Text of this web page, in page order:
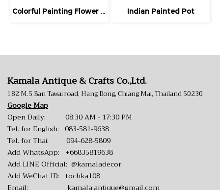
Colorful Painting Flower Vase for Home Decor Indian Painted Pot
Kamala Antique & Crafts Co.,Ltd.
182 M.5 Ban Tawai road, Hang Dong, Chiang Mai, Thailand 50230
Google Map
Open Daily: 08:30 AM - 17:30 PM
Tel. for English: 083-581-9638
Tel. for Thai: 094-628-5809
Add WhatsApp: +66835819638
Add LINE Official: @kamaladecor
Add WeChat ID: tochka108
Email: kamala.antique@gmail.com